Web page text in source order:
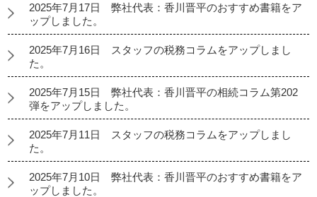
2025年7月17日 弊社代表：香川晋平のおすすめ書籍をア
ップしました。
2025年7月16日 スタッフの税務コラムをアップしまし
た。
2025年7月15日 弊社代表：香川晋平の相続コラム第202
弾をアップしました。
2025年7月11日 スタッフの税務コラムをアップしまし
た。
2025年7月10日 弊社代表：香川晋平のおすすめ書籍をア
ップしました。